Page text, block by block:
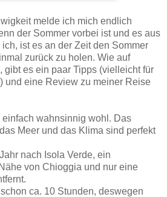
melde ich mich endlich
der Sommer vorbei ist und es aus
ist es an der Zeit den Sommer
zurück zu holen. Wie auf
gibt es ein paar Tipps (vielleicht für
und eine Review zu meiner Reise
einfach wahnsinnig wohl. Das
Meer und das Klima sind perfekt
nach Isola Verde, ein
von Chioggia und nur eine
ca. 10 Stunden, deswegen